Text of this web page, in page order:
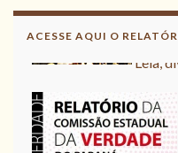
ACESSE AQUI O
CNV